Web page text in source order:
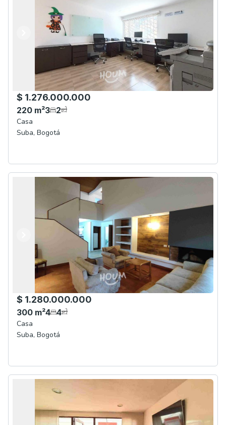
$ 1.276.000.000
220 m²3 2
Casa
Suba, Bogotá
Anterior
Siguiente
$ 1.280.000.000
300 m²4 4
Casa
Suba, Bogotá